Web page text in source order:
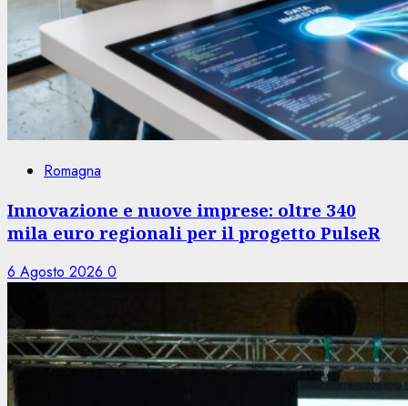
Romagna
Innovazione e nuove imprese: oltre 340
mila euro regionali per il progetto PulseR
6 Agosto 2026 0